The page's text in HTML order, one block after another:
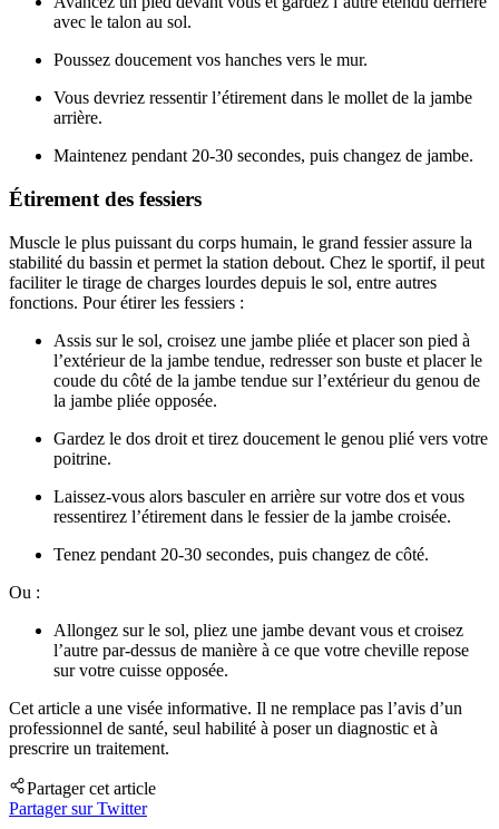
avec le talon au sol.
Poussez doucement vos hanches vers le mur.
Vous devriez ressentir l’étirement dans le mollet de la jambe
arrière.
Maintenez pendant 20-30 secondes, puis changez de jambe.
Étirement des fessiers
Muscle le plus puissant du corps humain, le grand fessier assure la
stabilité du bassin et permet la station debout. Chez le sportif, il peut
faciliter le tirage de charges lourdes depuis le sol, entre autres
fonctions. Pour étirer les fessiers :
Assis sur le sol, croisez une jambe pliée et placer son pied à
l’extérieur de la jambe tendue, redresser son buste et placer le
coude du côté de la jambe tendue sur l’extérieur du genou de
la jambe pliée opposée.
Gardez le dos droit et tirez doucement le genou plié vers votre
poitrine.
Laissez-vous alors basculer en arrière sur votre dos et vous
ressentirez l’étirement dans le fessier de la jambe croisée.
Tenez pendant 20-30 secondes, puis changez de côté.
Ou :
Allongez sur le sol, pliez une jambe devant vous et croisez
l’autre par-dessus de manière à ce que votre cheville repose
sur votre cuisse opposée.
Cet article a une visée informative. Il ne remplace pas l’avis d’un
professionnel de santé, seul habilité à poser un diagnostic et à
prescrire un traitement.
Partager cet article
Partager sur Twitter